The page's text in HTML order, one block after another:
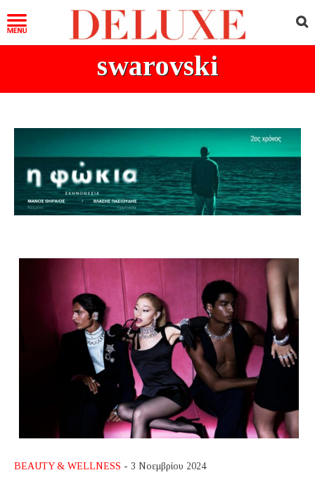
swarovski
BEAUTY & WELLNESS - 3 Νοεμβρίου 2024